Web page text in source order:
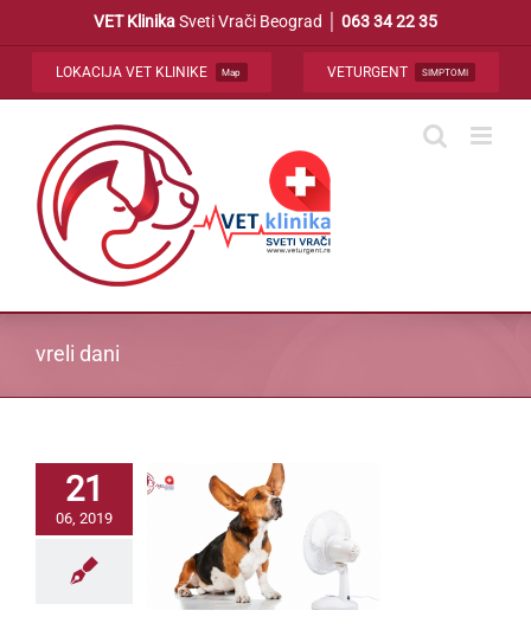
VET KlinikaSveti Vrači Beograd │ 063 34 22 35
LOKACIJA VET KLINIKE Map VETURGENT SIMPTOMI
vreli dani
21
06, 2019
Klima uređaj i kućni
ljubimac